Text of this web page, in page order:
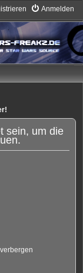
Anmelden
sein, um die